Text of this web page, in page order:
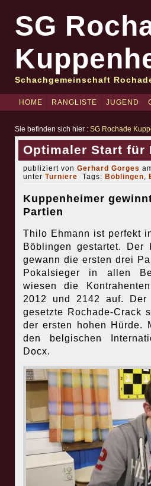
SG
Schachgemeinschaft
HOME RANGLISTE JUGEND
Sie befinden sich hier : SG Rochade
Optimaler Start für
publiziert von Gerhard Gorges
unter Turniere Tags: Böblingen,
Kuppenheimer
Partien
Thilo Ehmann ist perfekt
Böblingen gestartet. Der
gewann die ersten drei
Pokalsieger in allen
wiesen die
2012 und 2142 auf.
gesetzte Rochade-Crack
der ersten hohen Hürde.
den belgischen
Docx.